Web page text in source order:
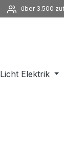
über 3.500
Licht Elektrik